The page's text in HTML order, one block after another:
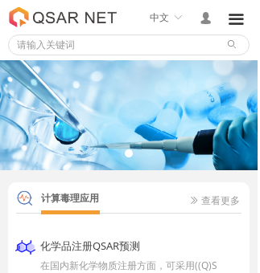
ꄙ
넙
ꀅ
中文 끀
ꅀ 查看更多
化学品注册QSAR预测
在国内新化学物质注册方面，可采用((Q)S
计算毒理应用